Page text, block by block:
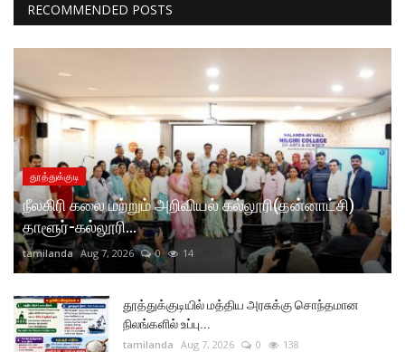
RECOMMENDED POSTS
தூத்துக்குடி
நீலகிரி கலை மற்றும் அறிவியல் கல்லூரி(தன்னாட்சி)
தாளூர்-கல்லூரி...
tamilanda Aug 7, 2026 0 14
தூத்துக்குடியில் மத்திய அரசுக்கு சொந்தமான
நிலங்களில் உப்பு...
tamilanda Aug 7, 2026 0 138